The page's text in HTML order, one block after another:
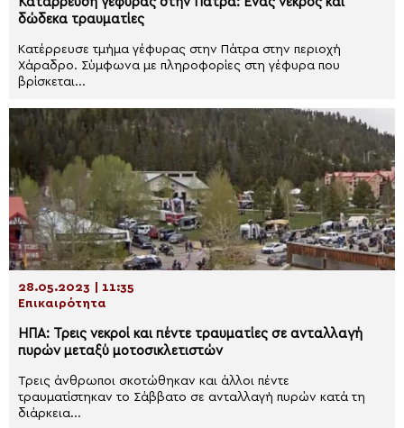
δώδεκα τραυματίες
Κατέρρευσε τμήμα γέφυρας στην Πάτρα στην περιοχή
Χάραδρο. Σύμφωνα με πληροφορίες στη γέφυρα που
βρίσκεται...
28.05.2023 | 11:35
Επικαιρότητα
ΗΠΑ: Τρεις νεκροί και πέντε τραυματίες σε ανταλλαγή
πυρών μεταξύ μοτοσικλετιστών
Τρεις άνθρωποι σκοτώθηκαν και άλλοι πέντε
τραυματίστηκαν το Σάββατο σε ανταλλαγή πυρών κατά τη
διάρκεια...